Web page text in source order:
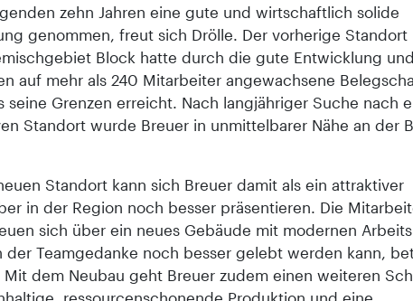
zehn Jahren eine gute und wirtschaftlich solide
genommen, freut sich Drölle. Der vorherige Standort
Block hatte durch die gute Entwicklung
auf mehr als 240 Mitarbeiter angewachsene
seine Grenzen erreicht. Nach langjähriger Suche nach
Standort wurde Breuer in unmittelbarer Nähe an der
Standort kann sich Breuer damit als ein attraktiver
in der Region noch besser präsentieren. Die
sich über ein neues Gebäude mit modernen
der Teamgedanke noch besser gelebt werden kann,
Mit dem Neubau geht Breuer zudem einen weiteren